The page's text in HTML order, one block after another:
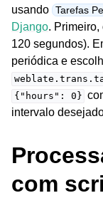
usando Tarefas
Django. Primeiro,
120 segundos).
periódica e
{"hours": 0}
intervalo
com